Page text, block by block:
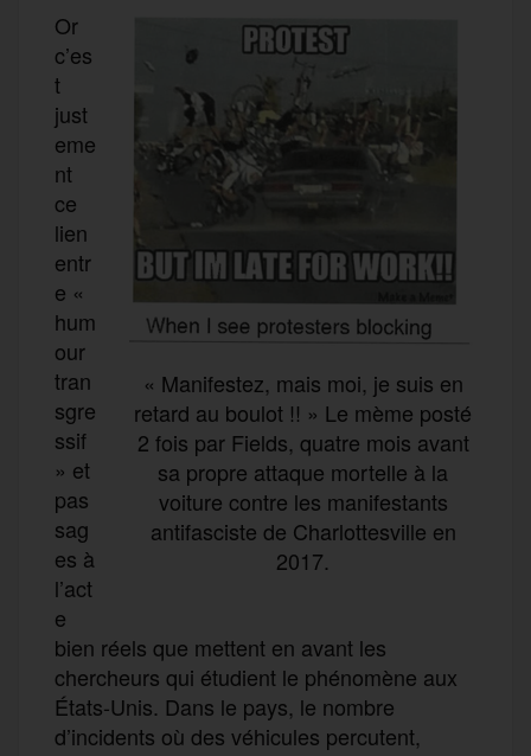
« Manifestez, mais moi, je suis en
retard au boulot !! » Le mème posté
2 fois par Fields, quatre mois avant
sa propre attaque mortelle à la
voiture contre les manifestants
antifasciste de Charlottesville en
2017.
Or
c’es
t
just
eme
nt
ce
lien
entr
e «
hum
our
tran
sgre
ssif
» et
pas
sag
es à
l’act
e
bien réels que mettent en avant les
chercheurs qui étudient le phénomène aux
États-Unis. Dans le pays, le nombre
d’incidents où des véhicules percutent,